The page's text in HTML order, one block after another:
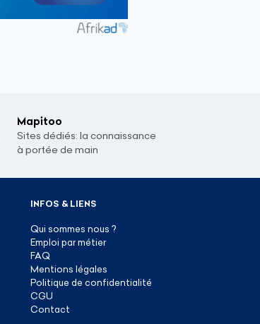
Mapitoo
Sites dédiés: la connaissance
à portée de main
INFOS & LIENS
Qui sommes nous ?
Emploi par métier
FAQ
Mentions légales
Politique de confidentialité
CGU
Contact